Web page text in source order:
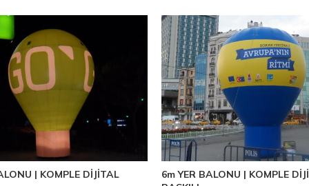
| KOMPLE DİJİTAL
6m YER BALONU | KOMPLE